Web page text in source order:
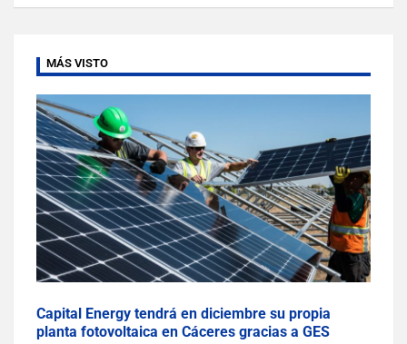
MÁS VISTO
Capital Energy tendrá en diciembre su propia
planta fotovoltaica en Cáceres gracias a GES